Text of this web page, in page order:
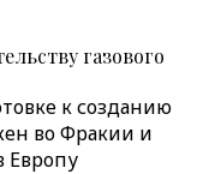
газового
к созданию
во Фракии и
Европу